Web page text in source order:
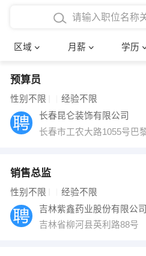
区域 月薪 学历
4000-5000元
8000-12000元
12000-20000元
博士
文员
财务会计
网络IT
快递员
收银员
确定
预算员
性别不限 经验不限
长春昆仑装饰有限公司
长春市工农大路1055号巴
销售总监
性别不限 经验不限
吉林紫鑫药业股份有限公司
吉林省柳河县英利路88号